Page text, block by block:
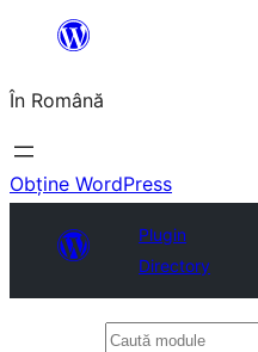
conținut
În Română
Obține WordPress
Plugin
Directory
Caută